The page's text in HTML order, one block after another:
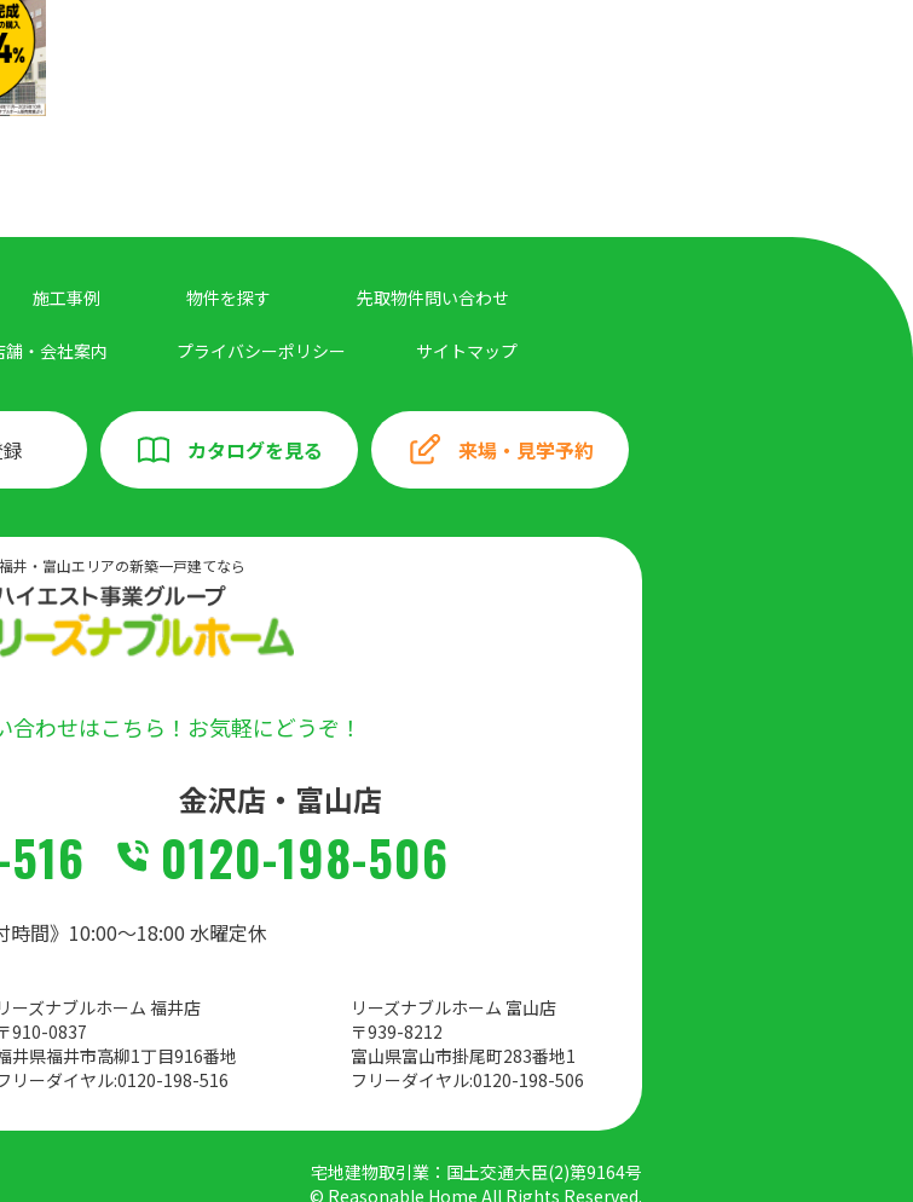
施工事例 物件を探す 先取物件問い合わせ
舗・会社案内 プライバシーポリシー サイトマップ
カタログを見る 来場・見学予約
井・富山エリアの新築一戸建てなら
合わせはこちら！ お気軽にどうぞ！
金沢店・富山店
0120-198-506
時間》10:00～18:00 水曜定休
リーズナブルホーム 福井店
910-0837
井県福井市高柳1丁目916番地
リーダイヤル:0120-198-516
リーズナブルホーム 富山店
〒939-8212
富山県富山市掛尾町283番地1
フリーダイヤル:0120-198-506
宅地建物取引業：国土交通大臣(2)第9164号
© Reasonable Home All Rights Reserved.